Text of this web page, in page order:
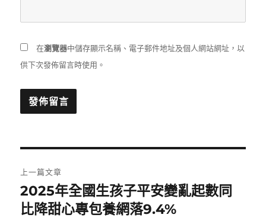
在瀏覽器中儲存顯示名稱、電子郵件地址及個人網站網址，以
供下次發佈留言時使用。
章
導
上一篇文章
上
一
2025年全國生孩子平安變亂起數同
比降甜心專包養網落9.4%